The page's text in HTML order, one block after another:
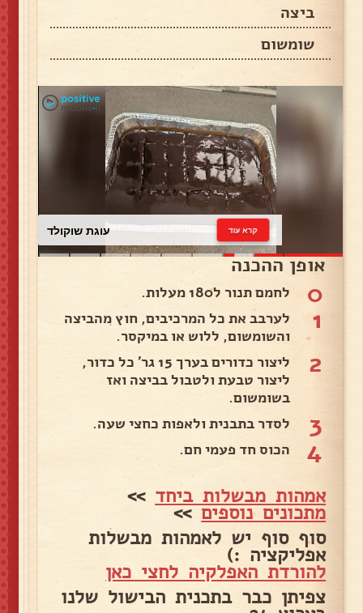
ביצה
שומשום
עוגת שוקולד קרא עוד
אופן ההכנה
0 לחמם תנור ל180 מעלות.
1
לערבב את כל המרכיבים, חוץ מהביצה
והשומשום, ללוש או במיקסר.
2
ליצור כדורים בערך 15 גר' כל כדור,
ליצור טבעת ולטבול בביצה ואז
בשומשום.
3 לסדר בתבנית ולאפות כחצי שעה.
4 הכוס חד פעמי חם.
אמהות מבשלות ביחד >>
מתכונים נוספים>>
סוף סוף יש לאמהות מבשלות
אפליקציה :)
להורדת האפלקיה לחצי כאן
צפיתן כבר בתכנית הבישול שלנו